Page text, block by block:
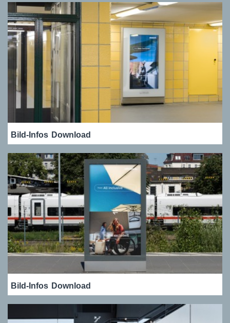
Bild-Infos Download
Bild-Infos Download